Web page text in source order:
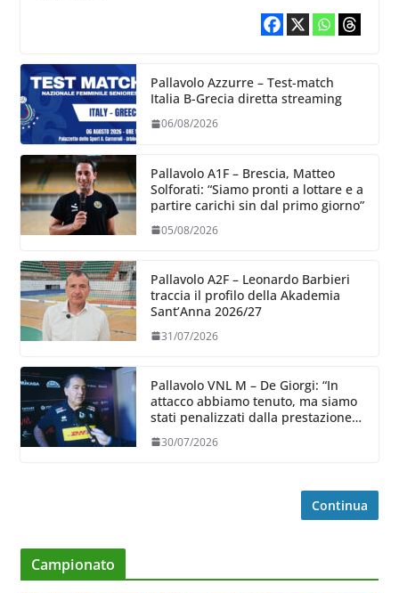
Pallavolo Azzurre – Test-match
Italia B-Grecia diretta streaming
06/08/2026
Pallavolo A1F – Brescia, Matteo
Solforati: “Siamo pronti a lottare e a
partire carichi sin dal primo giorno”
05/08/2026
Pallavolo A2F – Leonardo Barbieri
traccia il profilo della Akademia
Sant’Anna 2026/27
31/07/2026
Pallavolo VNL M – De Giorgi: “In
attacco abbiamo tenuto, ma siamo
stati penalizzati dalla prestazione
30/07/2026
Continua
Campionato